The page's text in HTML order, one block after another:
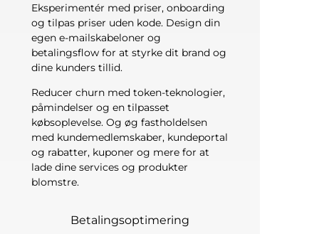
Betalingsoptimering
Eksperimentér med priser, onboarding
og tilpas priser uden kode. Design din
egen e-mailskabeloner og
betalingsflow for at styrke dit brand og
dine kunders tillid.
Reducer churn med token-teknologier,
påmindelser og en tilpasset
købsoplevelse. Og øg fastholdelsen
med kundemedlemskaber, kundeportal
og rabatter, kuponer og mere for at
lade dine services og produkter
blomstre.